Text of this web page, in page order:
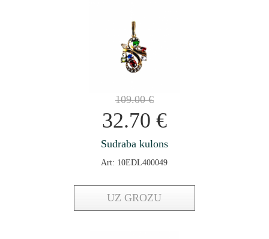
109.00€
32.70 €
Sudraba kulons
Art: 10EDL400049
UZ GROZU